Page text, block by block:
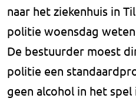
naar het ziekenhuis in
politie woensdag
De bestuurder moest
politie een
geen alcohol in het spel